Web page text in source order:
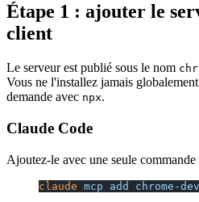
Étape 1 : ajouter le
client
Le serveur est publié sous le nom
Vous ne l'installez jamais
demande avec npx.
Claude Code
Ajoutez-le avec une seule commande
claude mcp add chrome-